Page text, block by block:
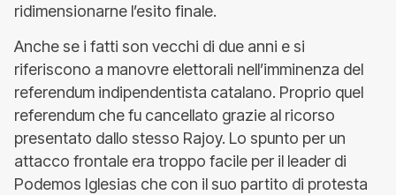
ridimensionarne l’esito finale.
Anche se i fatti son vecchi di due anni e si
riferiscono a manovre elettorali nell’imminenza del
referendum indipendentista catalano. Proprio quel
referendum che fu cancellato grazie al ricorso
presentato dallo stesso Rajoy. Lo spunto per un
attacco frontale era troppo facile per il leader di
Podemos Iglesias che con il suo partito di protesta